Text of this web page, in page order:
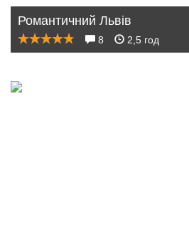
Романтичний Львів
8 2,5 год